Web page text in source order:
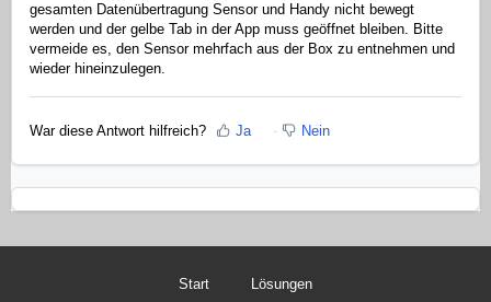
gesamten Datenübertragung Sensor und Handy nicht bewegt
werden und der gelbe Tab in der App muss geöffnet bleiben. Bitte
vermeide es, den Sensor mehrfach aus der Box zu entnehmen und
wieder hineinzulegen.
War diese Antwort hilfreich? Ja Nein
Start Lösungen